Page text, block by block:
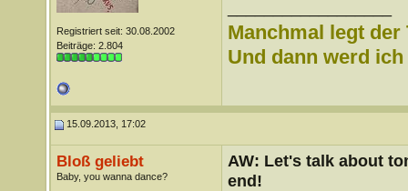
Registriert seit: 30.08.2002
Beiträge: 2.804
Manchmal legt
Und dann werd
15.09.2013, 17:02
Bloß geliebt
Baby, you wanna dance?
AW: Let's talk about
end!